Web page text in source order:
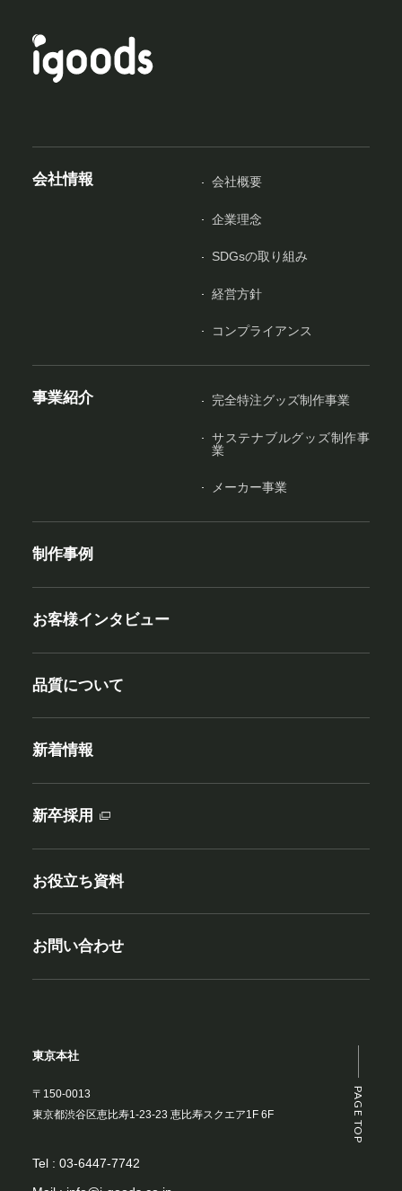
PAGE TOP
会社情報 会社概要
企業理念
SDGsの取り組み
経営方針
コンプライアンス
事業紹介 完全特注グッズ制作事業
サステナブルグッズ制作事
業
メーカー事業
制作事例
お客様インタビュー
品質について
新着情報
新卒採用
お役立ち資料
お問い合わせ
東京本社
〒150-0013
東京都渋谷区恵比寿1-23-23 恵比寿スクエア1F 6F
Tel : 03-6447-7742